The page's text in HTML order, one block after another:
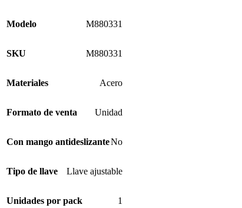
Modelo M880331
SKU M880331
Materiales Acero
Formato de venta Unidad
Con mango antideslizanteNo
Tipo de llave Llave ajustable
Unidades por pack 1